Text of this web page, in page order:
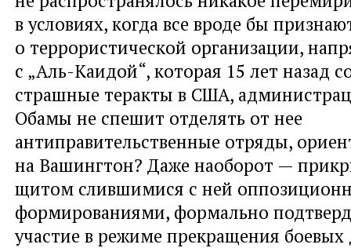
в условиях, когда все вроде бы
о террористической организации,
с „Аль-Каидой“, которая 15 лет назад
страшные теракты в США,
Обамы не спешит отделять от нее
антиправительственные отряды,
на Вашингтон? Даже наоборот —
щитом слившимися с ней
формированиями, формально
участие в режиме прекращения боевых